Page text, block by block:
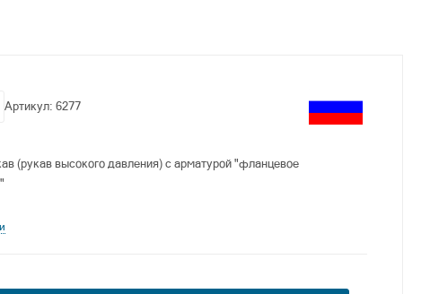
Артикул: 6277
(рукав высокого давления) с арматурой "фланцевое